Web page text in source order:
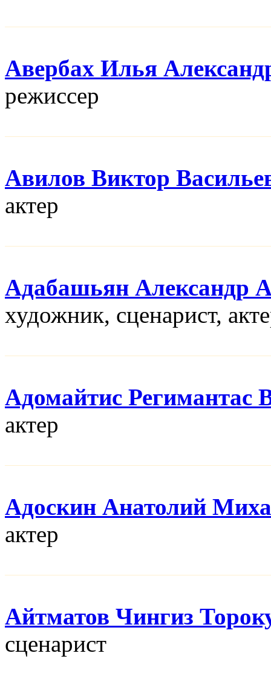
Авербах Илья
режисcер
Авилов Виктор
актер
Адабашьян Александр
художник, сценарист,
Адомайтис Регимантас
актер
Адоскин Анатолий
актер
Айтматов Чингиз
сценарист